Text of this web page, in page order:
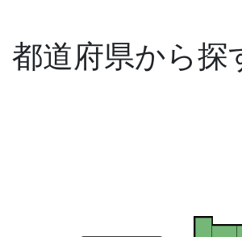
都道府県から探